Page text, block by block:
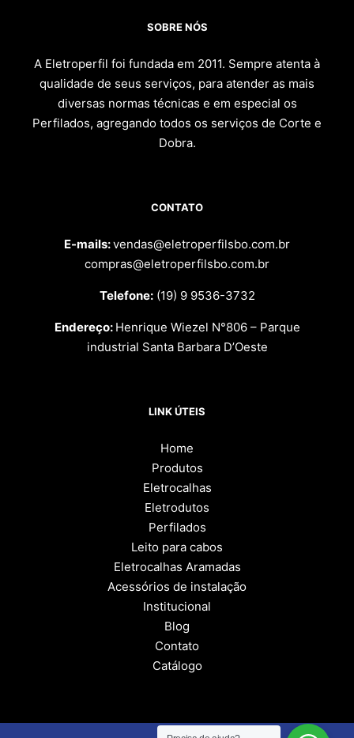
SOBRE NÓS
A Eletroperfil foi fundada em 2011. Sempre atenta à
qualidade de seus serviços, para atender as mais
diversas normas técnicas e em especial os
Perfilados, agregando todos os serviços de Corte e
Dobra.
CONTATO
E-mails:vendas@eletroperfilsbo.com.br
compras@eletroperfilsbo.com.br
Telefone:(19) 9 9536-3732
Endereço: Henrique Wiezel N°806 – Parque
industrial Santa Barbara D’Oeste
LINK ÚTEIS
Home
Produtos
Eletrocalhas
Eletrodutos
Perfilados
Leito para cabos
Eletrocalhas Aramadas
Acessórios de instalação
Institucional
Blog
Contato
Catálogo